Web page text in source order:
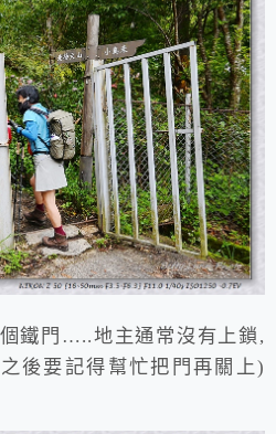
鐵門…..地主通常沒有上鎖,
後要記得幫忙把門再關上)